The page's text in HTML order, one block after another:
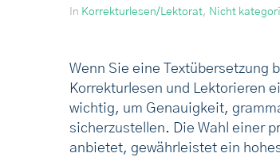
In Korrekturlesen/Lektorat, Nicht
Wenn Sie eine Textübersetzung
Korrekturlesen und Lektorieren
wichtig, um Genauigkeit,
sicherzustellen. Die Wahl einer
anbietet, gewährleistet ein